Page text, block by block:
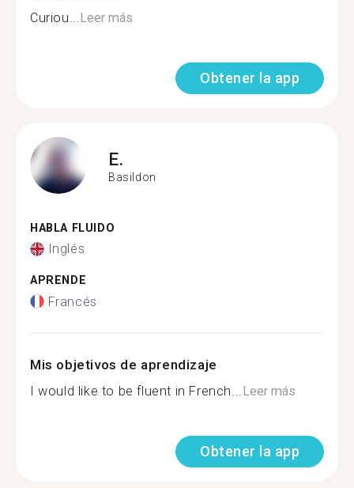
Curiou... Leer más
Obtener la app
E.
Basildon
HABLA FLUIDO
Inglés
APRENDE
Francés
Mis objetivos de aprendizaje
I would like to be fluent in French... Leer más
Obtener la app